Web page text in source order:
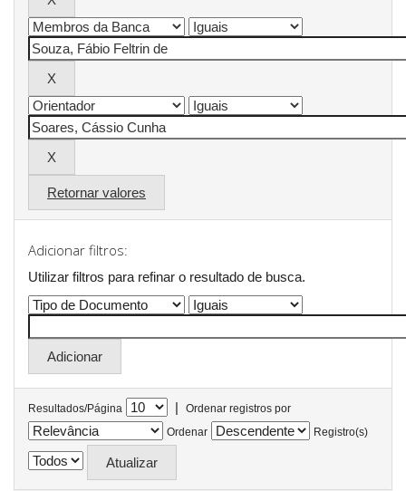
Retornar valores
Adicionar filtros:
Utilizar filtros para refinar o resultado de busca.
Resultados/Página |
Ordenar registros por
Ordenar
Registro(s)